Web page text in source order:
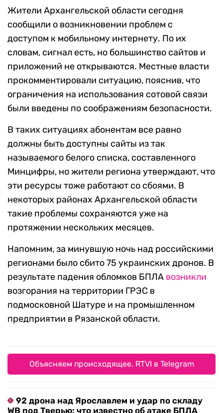
Жители Архангельской области сегодня
сообщили о возникновении проблем с
доступом к мобильному интернету. По их
словам, сигнал есть, но большинство сайтов и
приложений не открываются. Местные власти
прокомментировали ситуацию, пояснив, что
ограничения на использования сотовой связи
были введены по соображениям безопасности.
В таких ситуациях абонентам все равно
должны быть доступны сайты из так
называемого белого списка, составленного
Минцифры, но жители региона утверждают, что
эти ресурсы тоже работают со сбоями. В
некоторых районах Архангельской области
такие проблемы сохраняются уже на
протяжении нескольких месяцев.
Напомним, за минувшую ночь над российскими
регионами было сбито 75 украинских дронов. В
результате падения обломков БПЛА возникли
возгорания на территории ГРЭС в
подмосковной Шатуре и на промышленном
предприятии в Рязанской области.
Объясняем происходящее. RTVI в Telegram
92 дрона над Ярославлем и удар по складу
WB под Тверью: что известно об атаке БПЛА